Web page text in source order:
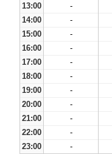
13:00
-
14:00
-
15:00
-
16:00
-
17:00
-
18:00
-
19:00
-
20:00
-
21:00
-
22:00
-
23:00
-